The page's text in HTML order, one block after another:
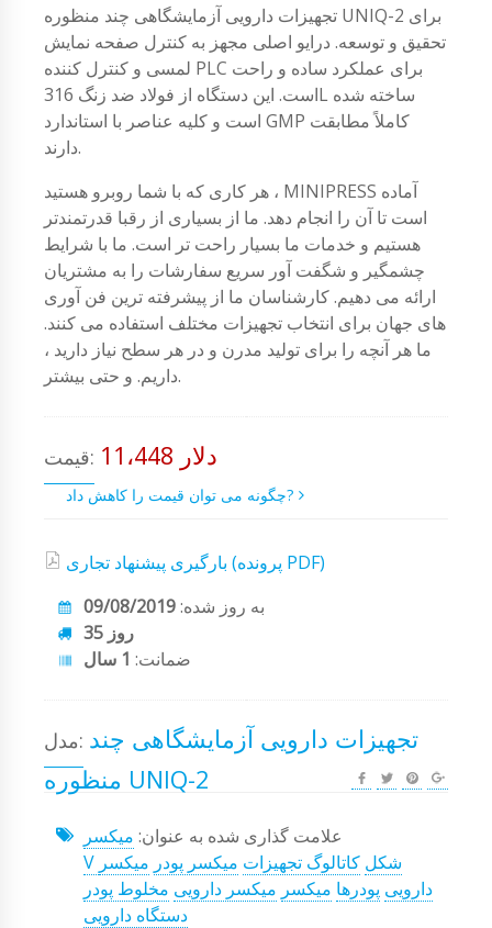
تجهیزات دارویی آزمایشگاهی چند منظوره UNIQ-2 برای
تحقیق و توسعه. درایو اصلی مجهز به کنترل صفحه نمایش
لمسی و کنترل کننده PLC برای عملکرد ساده و راحت
است. این دستگاه از فولاد ضد زنگ 316L ساخته شده
است و کلیه عناصر با استاندارد GMP کاملاً مطابقت
دارند.
هر کاری که با شما روبرو هستید ، MINIPRESS آماده
است تا آن را انجام دهد. ما از بسیاری از رقبا قدرتمندتر
هستیم و خدمات ما بسیار راحت تر است. ما با شرایط
چشمگیر و شگفت آور سریع سفارشات را به مشتریان
ارائه می دهیم. کارشناسان ما از پیشرفته ترین فن آوری
های جهان برای انتخاب تجهیزات مختلف استفاده می کنند.
ما هر آنچه را برای تولید مدرن و در هر سطح نیاز دارید ،
داریم. و حتی بیشتر.
قیمت: 11،448 دلار
چگونه می توان قیمت را کاهش داد?
بارگیری پیشنهاد تجاری (پرونده PDF)
به روز شده:09/08/2019
35 روز
ضمانت: 1 سال
مدل: تجهیزات دارویی آزمایشگاهی چند
منظوره UNIQ-2
علامت گذاری شده به عنوان: میکسر
V شکل کاتالوگ تجهیزات میکسر پودر میکسر
دارویی پودرها میکسر میکسر دارویی مخلوط پودر
دستگاه دارویی